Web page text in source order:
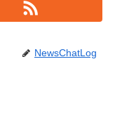
NewsChatLog